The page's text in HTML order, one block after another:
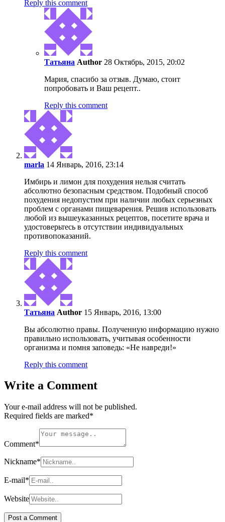
Reply this comment
Татьяна Author 28 Октябрь, 2015, 20:02
Мария, спасибо за отзыв. Думаю, стоит
попробовать и Ваш рецепт..
Reply this comment
marla 14 Январь, 2016, 23:14
Имбирь и лимон для похудения нельзя считать
абсолютно безопасным средством. Подобный способ
похудения недопустим при наличии любых серьезных
проблем с органами пищеварения. Решив использовать
любой из вышеуказанных рецептов, посетите врача и
удостоверьтесь в отсутствии индивидуальных
противопоказаний.
Reply this comment
Татьяна Author 15 Январь, 2016, 13:00
Вы абсолютно правы. Полученную информацию нужно
правильно использовать, учитывая особенности
организма и помня заповедь: «Не навреди!»
Reply this comment
Write a Comment
Your e-mail address will not be published.
Required fields are marked*
Comment*
Nickname*
E-mail*
Website